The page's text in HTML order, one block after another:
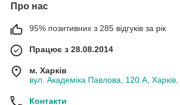
Про нас
95% позитивних з 285 відгуків за рік
Працює з 28.08.2014
м. Харків
вул. Академіка Павлова, 120 А, Харків,
Контакти